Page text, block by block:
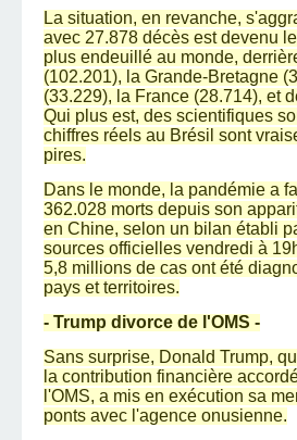
La situation, en revanche,
avec 27.878 décès est devenu
plus endeuillé au monde,
(102.201), la Grande-Bretagne
(33.229), la France (28.714), et
Qui plus est, des scientifiques
chiffres réels au Brésil sont
pires.
Dans le monde, la pandémie a
362.028 morts depuis son
en Chine, selon un bilan établi
sources officielles vendredi à
5,8 millions de cas ont été
pays et territoires.
- Trump divorce de l'OMS -
Sans surprise, Donald Trump,
la contribution financière
l'OMS, a mis en exécution sa
ponts avec l'agence onusienne.